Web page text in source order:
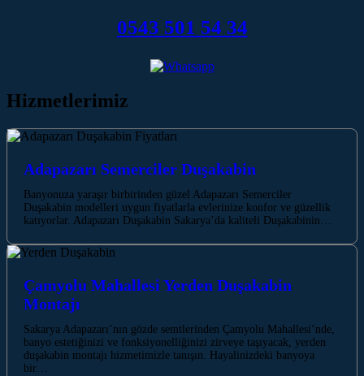
0543 501 54 34
Hizmetlerimiz
Adapazarı Semerciler Duşakabin
Banyonuza yaraşır birbirinden güzel Adapazarı Semerciler
Duşakabin modelleri uygun fiyatlarla evlerinize konfor ve güzellik
katıyorlar. Adapazarı Duşakabin Sakarya’da kaliteli Duşakabinin…
Çamyolu Mahallesi Yerden Duşakabin
Montajı
Sakarya Adapazarı’nın gözde semtlerinden Çamyolu Mahallesi’nde,
banyo estetiğinizi ve fonksiyonelliğinizi zirveye taşıyacak, yerden
duşakabin montajı hizmetimizle tanışın. Hayalinizdeki banyoya
bir…